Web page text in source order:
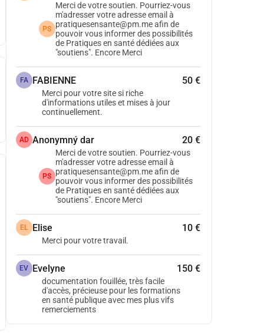
PS
Merci de votre soutien. Pourriez-vous
m'adresser votre adresse email à
pratiquesensante@pm.me afin de
pouvoir vous informer des possibilités
de Pratiques en santé dédiées aux
"soutiens". Encore Merci
FA FABIENNE 50 €
Merci pour votre site si riche
d'informations utiles et mises à jour
continuellement.
AD Anonymný dar 20 €
PS
Merci de votre soutien. Pourriez-vous
m'adresser votre adresse email à
pratiquesensante@pm.me afin de
pouvoir vous informer des possibilités
de Pratiques en santé dédiées aux
"soutiens". Encore Merci
EL Elise 10 €
Merci pour votre travail.
EV Evelyne 150 €
documentation fouillée, très facile
d'accès, précieuse pour les formations
en santé publique avec mes plus vifs
remerciements